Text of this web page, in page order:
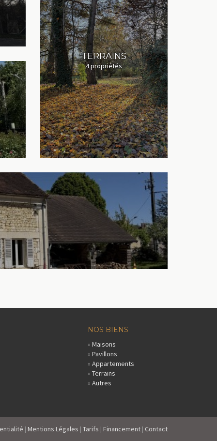
TERRAINS
4 propriétés
NOS BIENS
» Maisons
» Pavillons
» Appartements
» Terrains
» Autres
| Mentions Légales | Tarifs | Financement | Contact